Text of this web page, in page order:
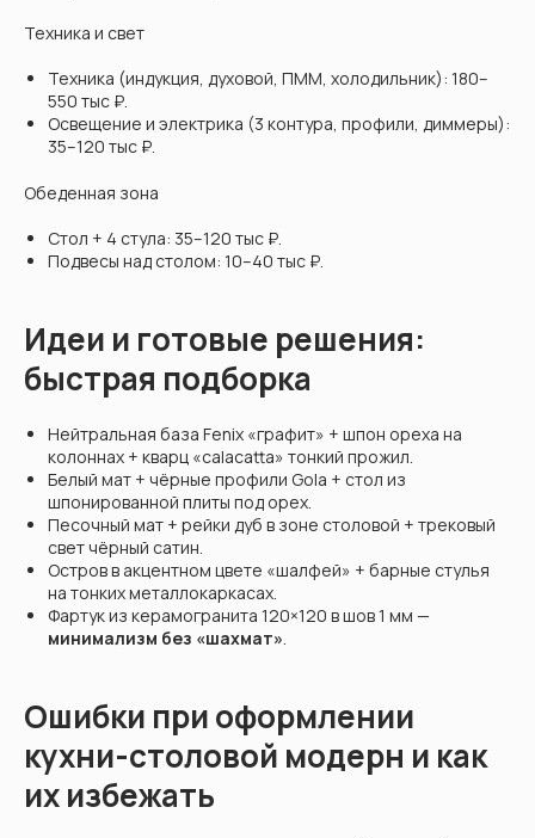
Техника и свет
Техника (индукция, духовой, ПММ, холодильник): 180–
550 тыс ₽.
Освещение и электрика (3 контура, профили, диммеры):
35–120 тыс ₽.
Обеденная зона
Стол + 4 стула: 35–120 тыс ₽.
Подвесы над столом: 10–40 тыс ₽.
Идеи и готовые решения:
быстрая подборка
Нейтральная база Fenix «графит» + шпон ореха на
колоннах + кварц «calacatta» тонкий прожил.
Белый мат + чёрные профили Gola + стол из
шпонированной плиты под орех.
Песочный мат + рейки дуб в зоне столовой + трековый
свет чёрный сатин.
Остров в акцентном цвете «шалфей» + барные стулья
на тонких металлокаркасах.
Фартук из керамогранита 120×120 в шов 1 мм —
минимализм без «шахмат».
Ошибки при оформлении
кухни-столовой модерн и как
их избежать